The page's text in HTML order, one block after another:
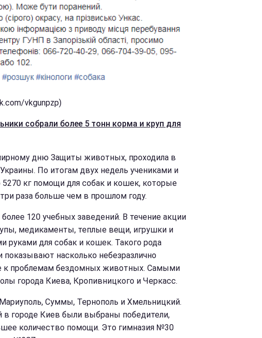
vkgunpzp)
собрали более 5 тонн корма и круп для
дню Защиты животных, проходила в
По итогам двух недель учениками и
5270 кг помощи для собак и кошек, которые
раза больше чем в прошлом году.
120 учебных заведений. В течение акции
медикаменты, теплые вещи, игрушки и
руками для собак и кошек. Такого рода
показывают насколько небезразлично
к проблемам бездомных животных. Самыми
города Киева, Кропивницкого и Черкасс.
Суммы, Тернополь и Хмельницкий.
в городе Киев были выбраны победители,
количество помощи. Это гимназия №30